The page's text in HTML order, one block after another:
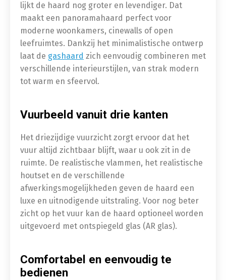
lijkt de haard nog groter en levendiger. Dat
maakt een panoramahaard perfect voor
moderne woonkamers, cinewalls of open
leefruimtes. Dankzij het minimalistische ontwerp
laat de gashaard zich eenvoudig combineren met
verschillende interieurstijlen, van strak modern
tot warm en sfeervol.
Vuurbeeld vanuit drie kanten
Het driezijdige vuurzicht zorgt ervoor dat het
vuur altijd zichtbaar blijft, waar u ook zit in de
ruimte. De realistische vlammen, het realistische
houtset en de verschillende
afwerkingsmogelijkheden geven de haard een
luxe en uitnodigende uitstraling. Voor nog beter
zicht op het vuur kan de haard optioneel worden
uitgevoerd met ontspiegeld glas (AR glas).
Comfortabel en eenvoudig te
bedienen